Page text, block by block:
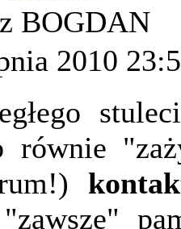
BOGDAN
2010
równie